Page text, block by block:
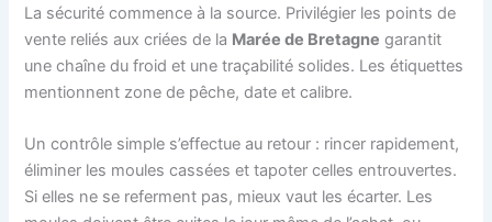
La sécurité commence à la source. Privilégier les points de
vente reliés aux criées de la Marée de Bretagne garantit
une chaîne du froid et une traçabilité solides. Les étiquettes
mentionnent zone de pêche, date et calibre.
Un contrôle simple s’effectue au retour : rincer rapidement,
éliminer les moules cassées et tapoter celles entrouvertes.
Si elles ne se referment pas, mieux vaut les écarter. Les